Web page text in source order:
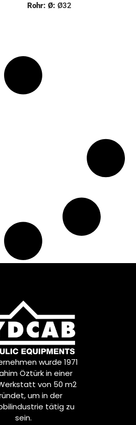
Rohr: Ø:Ø32
wurde 1971
Öztürk in einer
von 50 m2
um in der
tätig zu
sein.